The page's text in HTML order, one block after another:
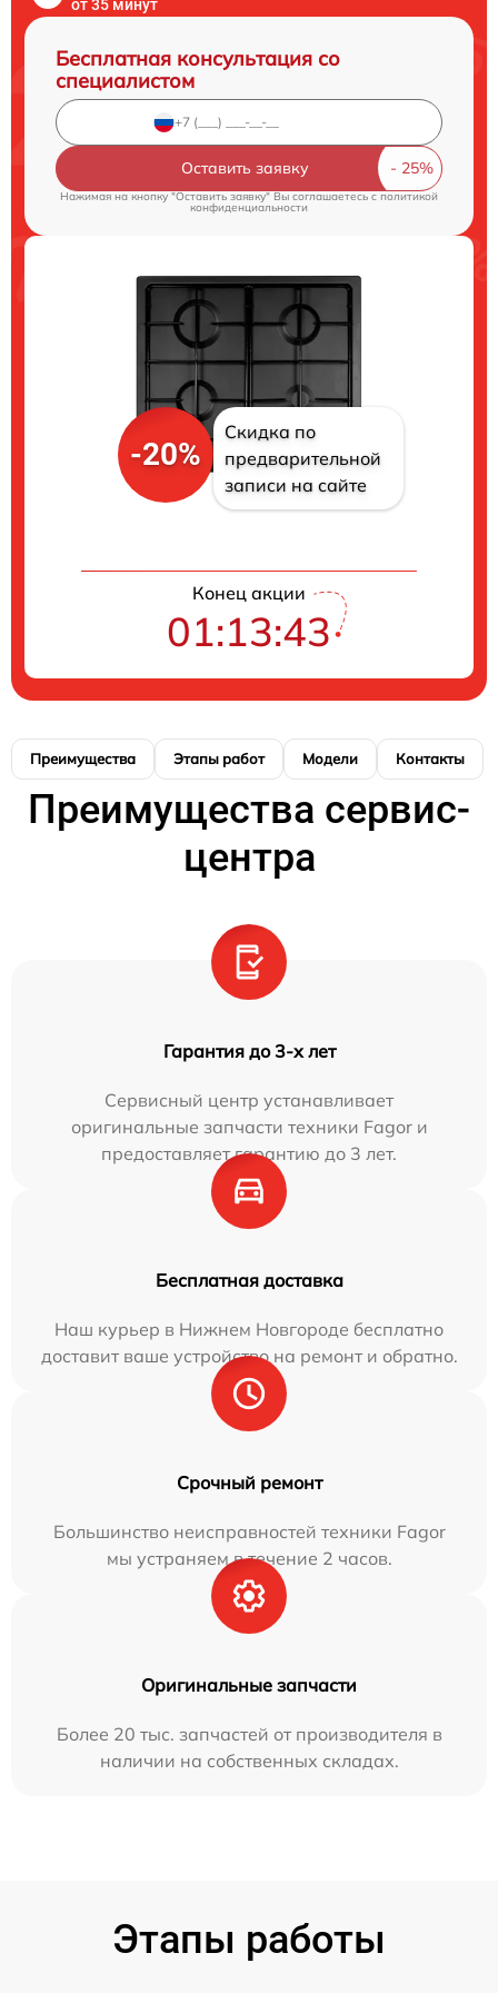
от 35 минут
Бесплатная консультация со
специалистом
Оставить заявку
Нажимая на кнопку "Оставить заявку" Вы соглашаетесь cполитикой
конфиденциальности
-20%
Скидка по
предварительной
записи на сайте
Конец акции
01:13:42
Преимущества Этапы работ Модели Контакты
Преимущества сервис-
центра
Гарантия до 3-х лет
Сервисный центр устанавливает
оригинальные запчасти техники Fagor и
предоставляет гарантию до 3 лет.
Бесплатная доставка
Наш курьер в Нижнем Новгороде бесплатно
доставит ваше устройство на ремонт и обратно.
Срочный ремонт
Большинство неисправностей техники Fagor
мы устраняем в течение 2 часов.
Оригинальные запчасти
Более 20 тыс. запчастей от производителя в
наличии на собственных складах.
Этапы работы